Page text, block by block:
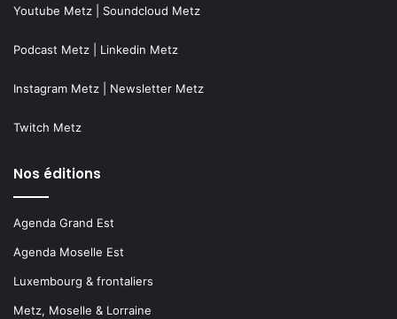
Youtube Metz Soundcloud Metz
Podcast Metz Linkedin Metz
Instagram Metz Newsletter Metz
Twitch Metz
Nos éditions
Agenda Grand Est
Agenda Moselle Est
Luxembourg & frontaliers
Metz, Moselle & Lorraine